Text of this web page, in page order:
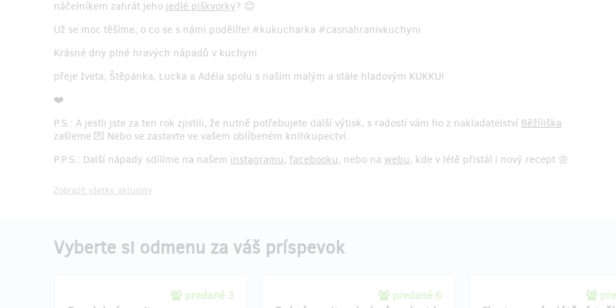
náčelníkem zahrát jeho jedlé piškvorky? 😊
Už se moc těšíme, o co se s námi podělíte! #kukucharka #casnahranivkuchyni
Krásné dny plné hravých nápadů v kuchyni
přeje Iveta, Štěpánka, Lucka a Adéla spolu s naším malým a stále hladovým KUKKU!
❤️
P.S.: A jestli jste za ten rok zjistili, že nutně potřebujete další výtisk, s radostí vám ho z nakladatelství Běžíliška
zašleme 💌 Nebo se zastavte ve vašem oblíbeném knihkupectví.
P.P.S.: Další nápady sdílíme na našem instagramu, facebooku, nebo na webu, kde v létě přistál i nový recept 🌼
Zobraziť všetky aktuality
Vyberte si odmenu za váš príspevok
predané 3 predané 6